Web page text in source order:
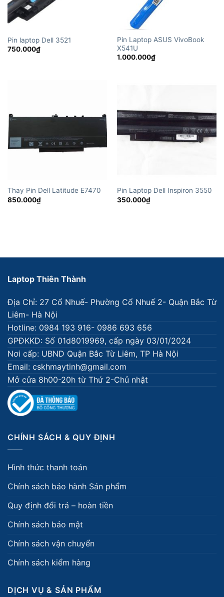
Pin laptop Dell 3521
750.000₫
Pin Laptop ASUS VivoBook
X541U
1.000.000₫
Thay Pin Dell Latitude E7470
850.000₫
Pin Laptop Dell Inspiron 3550
350.000₫
Laptop Thiên Thành
Địa Chỉ: 27 Cổ Nhuế- Phường Cổ Nhuế 2- Quận Bắc Từ
Liêm- Hà Nội
Hotline: 0984 193 916- 0986 693 656
GPĐKKD: Số 01d8019969, cấp ngày 03/01/2024
Nơi cấp: UBND Quận Bắc Từ Liêm, TP Hà Nội
Email: cskhmaytinh@gmail.com
Mở cửa 8h00-20h từ Thứ 2-Chủ nhật
CHÍNH SÁCH & QUY ĐỊNH
Hình thức thanh toán
Chính sách bảo hành Sản phẩm
Quy định đổi trả – hoàn tiền
Chính sách bảo mật
Chính sách vận chuyển
Chính sách kiểm hàng
DỊCH VỤ & SẢN PHẨM